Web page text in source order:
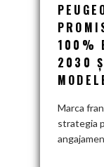
100%
2030
Marca
strategia